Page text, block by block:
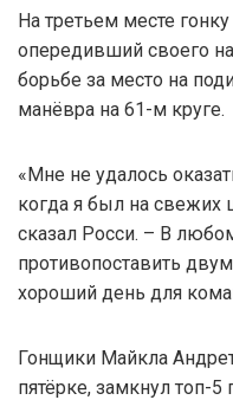
На третьем месте
опередивший своего
борьбе за место на
манёвра на 61-м круге.
«Мне не удалось
когда я был на свежих
сказал Росси. – В
противопоставить
хороший день для
Гонщики Майкла
пятёрке, замкнул топ-